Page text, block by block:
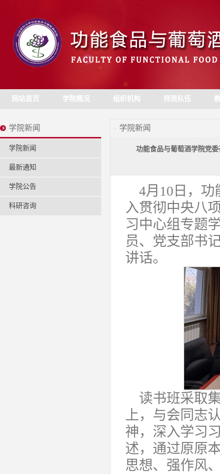
网站首页 学院概况 组织机构 师资队伍
学院新闻
学院新闻
最新通知
学院公告
科研咨询
学院新闻
功能食品与葡萄酒学院党
4月10日，
入贯彻中央八
习中心组专题
员、党支部书
讲话。
读书班采取
上，与会同志
神，深入学习
述，通过原原
思想、强作风